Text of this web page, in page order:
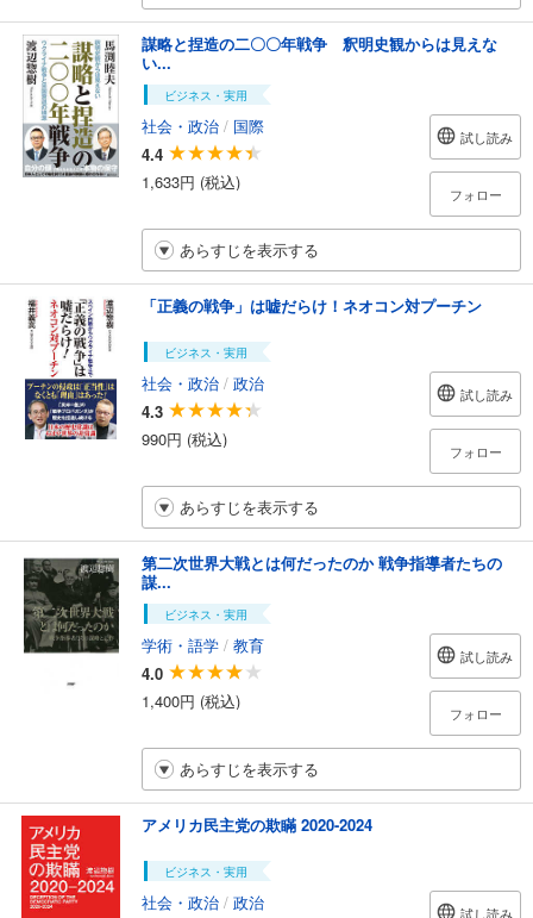
謀略と捏造の二〇〇年戦争 釈明史観からは見えな
い...
ビジネス・実用
社会・政治 / 国際
4.4
1,633円 (税込)
試し読み
フォロー
あらすじを表示する
「正義の戦争」は嘘だらけ！ネオコン対プーチン
ビジネス・実用
社会・政治 / 政治
4.3
990円 (税込)
試し読み
フォロー
あらすじを表示する
第二次世界大戦とは何だったのか 戦争指導者たちの
謀...
ビジネス・実用
学術・語学 / 教育
4.0
1,400円 (税込)
試し読み
フォロー
あらすじを表示する
アメリカ民主党の欺瞞 2020-2024
ビジネス・実用
社会・政治 / 政治
試し読み